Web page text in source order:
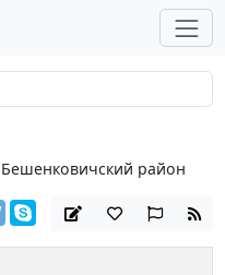
Бешенковичский район